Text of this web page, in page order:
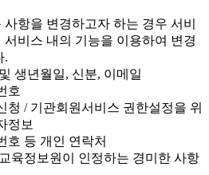
항을 변경하고자 하는 경우 서비
서비스 내의 기능을 이용하여 변경
.
생년월일, 신분, 이메일
호
/ 기관회원서비스 권한설정을 위
정보
호 등 개인 연락처
육정보원이 인정하는 경미한 사항